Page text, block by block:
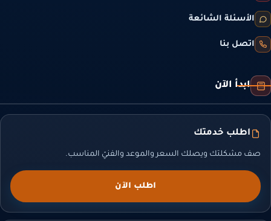
الأسئلة الشائعة
اتصل بنا
ابدأ الآن
اطلب خدمتك
صف مشكلتك ويصلك السعر والموعد والفنيّ المناسب.
اطلب الآن